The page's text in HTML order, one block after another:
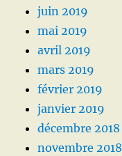
juin 2019
mai 2019
avril 2019
mars 2019
février 2019
janvier 2019
décembre 2018
novembre 2018